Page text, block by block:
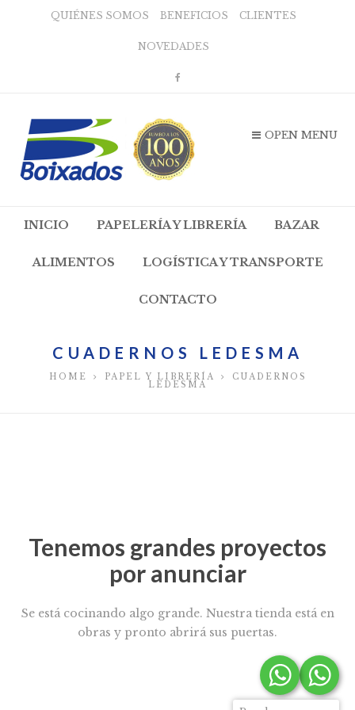
QUIÉNES SOMOS BENEFICIOS CLIENTES
NOVEDADES
OPEN MENU
INICIO PAPELERÍA Y LIBRERÍA BAZAR
ALIMENTOS LOGÍSTICA Y TRANSPORTE
CONTACTO
CUADERNOS LEDESMA
HOME PAPEL Y LIBRERÍA CUADERNOS
LEDESMA
Tenemos grandes proyectos
por anunciar
Se está cocinando algo grande. Nuestra tienda está en
obras y pronto abrirá sus puertas.